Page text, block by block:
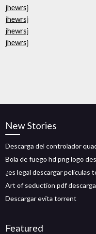
jhewrsj
jhewrsj
jhewrsj
jhewrsj
New Stories
Descarga del controlador
Bola de fuego hd png logo
¿es legal descargar películas
Art of seduction pdf
Descargar evita torrent
Featured